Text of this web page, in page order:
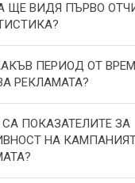
ЩЕ ВИДЯ ПЪРВО
ПЕРИОД ОТ
РЕКЛАМАТА?
СА ПОКАЗАТЕЛИТЕ ЗА
НА